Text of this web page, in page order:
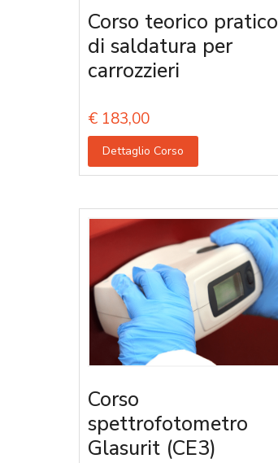
Corso teorico pratico
di saldatura per
carrozzieri
€ 183,00
Dettaglio Corso
Corso
spettrofotometro
Glasurit (CE3)